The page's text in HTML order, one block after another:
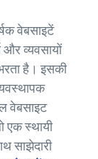
वेबसाइटें
व्यवसायों
है। इसकी
वेबसाइट
एक स्थायी
साझेदारी